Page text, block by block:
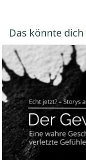
Das könnte dich